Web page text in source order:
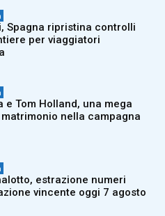
Spagna ripristina controlli
per viaggiatori
e Tom Holland, una mega
nella campagna
estrazione numeri
vincente oggi 7 agosto